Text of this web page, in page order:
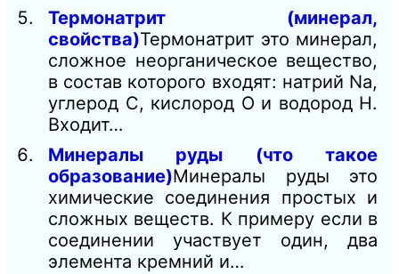
Термонатрит (минерал,
свойства)Термонатрит это минерал,
сложное неорганическое вещество,
в состав которого входят: натрий Na,
углерод C, кислород О и водород Н.
Входит…
Минералы руды (что такое
образование)Минералы руды это
химические соединения простых и
сложных веществ. К примеру если в
соединении участвует один, два
элемента кремний и…